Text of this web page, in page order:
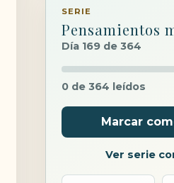
SERIE
Pensamientos
Día 169 de 364
0 de 364 leídos
Marcar
Ver serie